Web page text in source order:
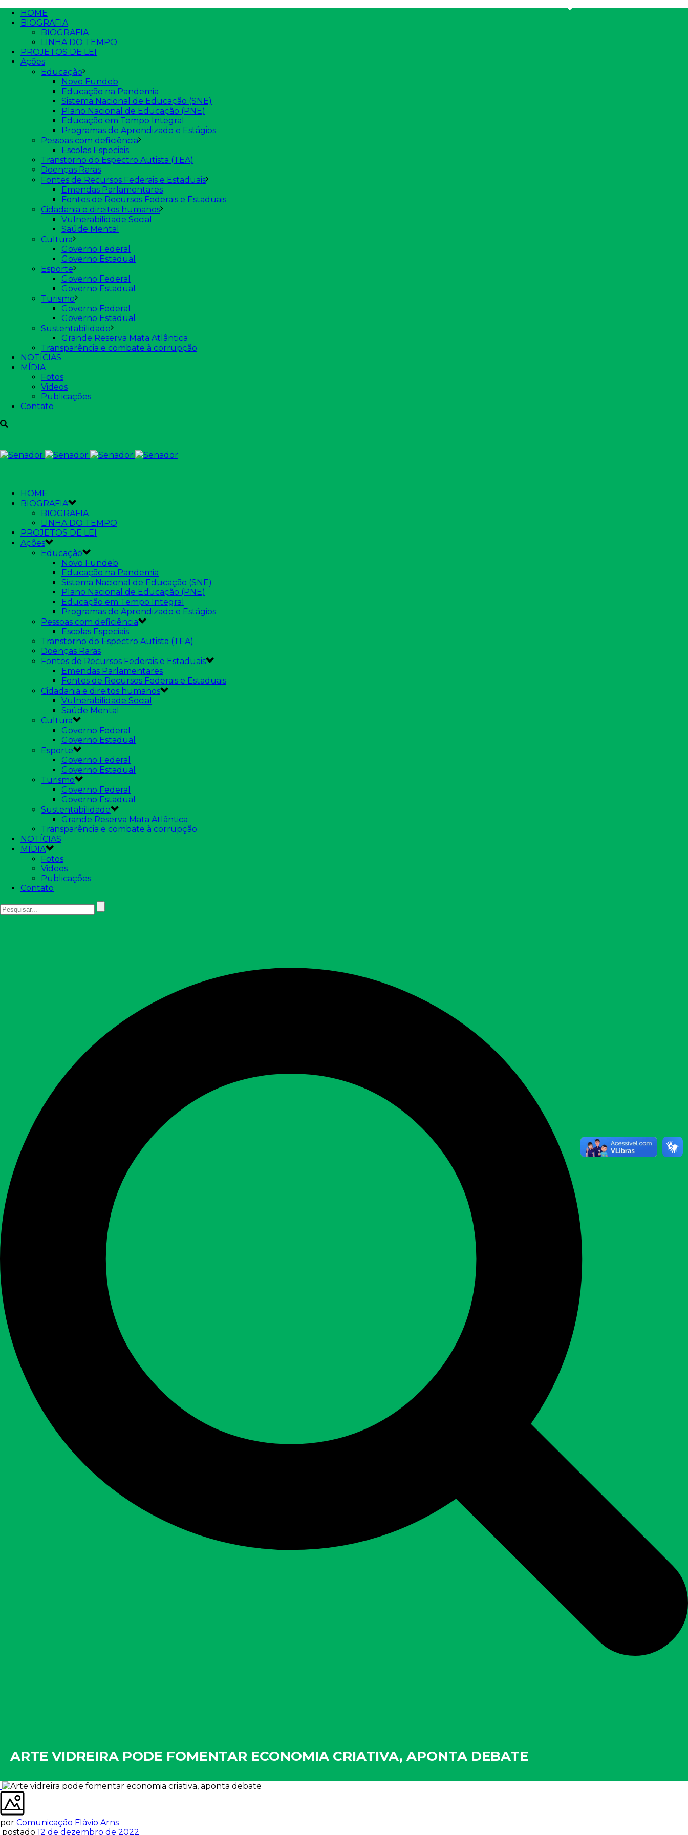
HOME
BIOGRAFIA
BIOGRAFIA
LINHA DO TEMPO
PROJETOS DE LEI
Ações
Educação
Novo Fundeb
Educação na Pandemia
Sistema Nacional de Educação (SNE)
Plano Nacional de Educação (PNE)
Educação em Tempo Integral
Programas de Aprendizado e Estágios
Pessoas com deficiência
Escolas Especiais
Transtorno do Espectro Autista (TEA)
Doenças Raras
Fontes de Recursos Federais e Estaduais
Emendas Parlamentares
Fontes de Recursos Federais e Estaduais
Cidadania e direitos humanos
Vulnerabilidade Social
Saúde Mental
Cultura
Governo Federal
Governo Estadual
Esporte
Governo Federal
Governo Estadual
Turismo
Governo Federal
Governo Estadual
Sustentabilidade
Grande Reserva Mata Atlântica
Transparência e combate à corrupção
NOTÍCIAS
MÍDIA
Fotos
Videos
Publicações
Contato
HOME
BIOGRAFIA
BIOGRAFIA
LINHA DO TEMPO
PROJETOS DE LEI
Ações
Educação
Novo Fundeb
Educação na Pandemia
Sistema Nacional de Educação (SNE)
Plano Nacional de Educação (PNE)
Educação em Tempo Integral
Programas de Aprendizado e Estágios
Pessoas com deficiência
Escolas Especiais
Transtorno do Espectro Autista (TEA)
Doenças Raras
Fontes de Recursos Federais e Estaduais
Emendas Parlamentares
Fontes de Recursos Federais e Estaduais
Cidadania e direitos humanos
Vulnerabilidade Social
Saúde Mental
Cultura
Governo Federal
Governo Estadual
Esporte
Governo Federal
Governo Estadual
Turismo
Governo Federal
Governo Estadual
Sustentabilidade
Grande Reserva Mata Atlântica
Transparência e combate à corrupção
NOTÍCIAS
MÍDIA
Fotos
Videos
Publicações
Contato
ARTE VIDREIRA PODE FOMENTAR ECONOMIA CRIATIVA, APONTA DEBATE
por Comunicação Flávio Arns
postado 12 de dezembro de 2022